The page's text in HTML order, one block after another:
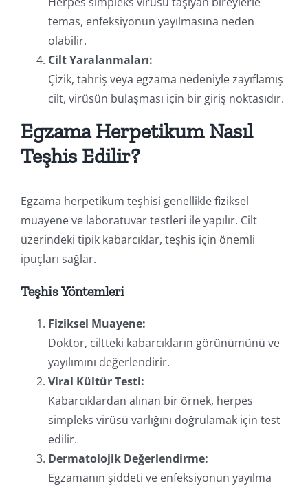
temas, enfeksiyonun yayılmasına neden
olabilir.
Cilt Yaralanmaları:
Çizik, tahriş veya egzama nedeniyle zayıflamış
cilt, virüsün bulaşması için bir giriş noktasıdır.
Egzama Herpetikum Nasıl
Teşhis Edilir?
Egzama herpetikum teşhisi genellikle fiziksel
muayene ve laboratuvar testleri ile yapılır. Cilt
üzerindeki tipik kabarcıklar, teşhis için önemli
ipuçları sağlar.
Teşhis Yöntemleri
Fiziksel Muayene:
Doktor, ciltteki kabarcıkların görünümünü ve
yayılımını değerlendirir.
Viral Kültür Testi:
Kabarcıklardan alınan bir örnek, herpes
simpleks virüsü varlığını doğrulamak için test
edilir.
Dermatolojik Değerlendirme:
Egzamanın şiddeti ve enfeksiyonun yayılma